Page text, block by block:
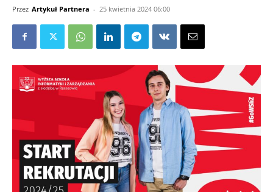
Przez Artykuł Partnera - 25 kwietnia 2024 06:00